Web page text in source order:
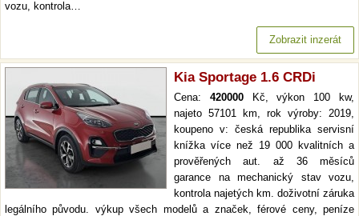
vozu, kontrola…
Zobrazit inzerát
Kia Sportage 1.6 CRDi
Cena: 420000Kč, výkon 100 kw,
najeto 57101 km, rok výroby: 2019,
koupeno v: česká republika servisní
knížka více než 19 000 kvalitních a
prověřených aut. až 36 měsíců
garance na mechanický stav vozu,
kontrola najetých km. doživotní záruka
legálního původu. výkup všech modelů a značek, férové ceny, peníze